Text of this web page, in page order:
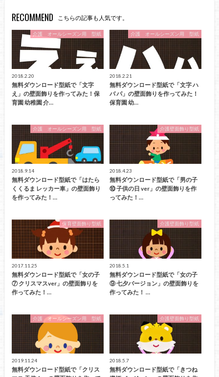
RECOMMEND こちらの記事も人気です。
介護 オールシーズン用 型紙
2018.2.20
無料ダウンロード型紙で「文字
え」の壁面飾りを作ってみた！保
育園 幼稚園 介…
介護 オールシーズン用 型紙
2018.2.21
無料ダウンロード型紙で「文字 ハ
バ パ」の壁面飾りを作ってみた！
保育園 幼…
介護 オールシーズン用 型紙
2018.9.14
無料ダウンロード型紙で「はたら
くくるま レッカー車」の壁面飾り
を作ってみた！…
介護壁面飾り型紙
2018.4.23
無料ダウンロード型紙で「男の子
⑩ 子供の日 ver」の壁面飾りを作
ってみた！…
保育壁面飾り型紙
2017.11.25
無料ダウンロード型紙で「女の子
⑦ クリスマスver」の壁面飾りを
作ってみた！…
介護壁面飾り型紙
2018.5.1
無料ダウンロード型紙で「女の子
⑨ 七夕バージョン」の壁面飾りを
作ってみた！ …
介護 オールシーズン用 型紙
2019.11.24
無料ダウンロード型紙で「クリス
介護壁面飾り型紙
2018.5.7
無料ダウンロード型紙で「きつね